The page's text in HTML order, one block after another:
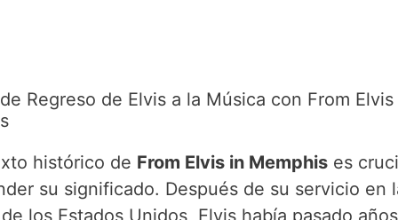
Regreso de Elvis a la Música con From
histórico de From Elvis in Memphis es
su significado. Después de su servicio en
los Estados Unidos, Elvis había pasado años